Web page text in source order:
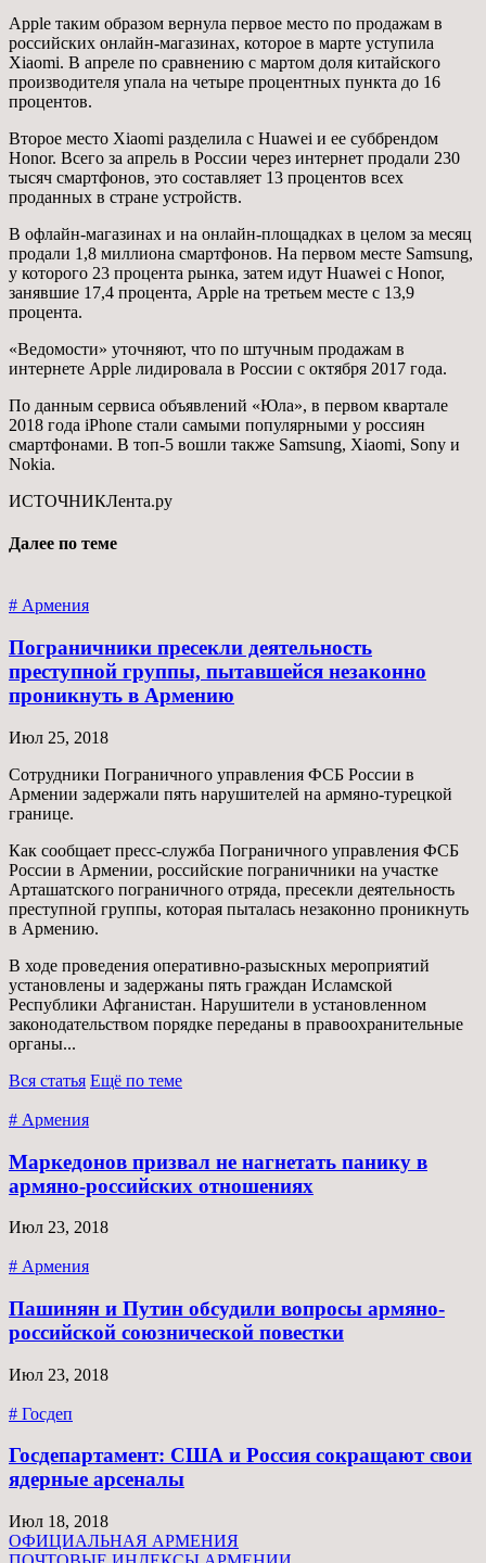
Apple таким образом вернула первое место по продажам в
российских онлайн-магазинах, которое в марте уступила
Xiaomi. В апреле по сравнению с мартом доля китайского
производителя упала на четыре процентных пункта до 16
процентов.
Второе место Xiaomi разделила с Huawei и ее суббрендом
Honor. Всего за апрель в России через интернет продали 230
тысяч смартфонов, это составляет 13 процентов всех
проданных в стране устройств.
В офлайн-магазинах и на онлайн-площадках в целом за месяц
продали 1,8 миллиона смартфонов. На первом месте Samsung,
у которого 23 процента рынка, затем идут Huawei с Honor,
занявшие 17,4 процента, Apple на третьем месте с 13,9
процента.
«Ведомости» уточняют, что по штучным продажам в
интернете Apple лидировала в России с октября 2017 года.
По данным сервиса объявлений «Юла», в первом квартале
2018 года iPhone стали самыми популярными у россиян
смартфонами. В топ-5 вошли также Samsung, Xiaomi, Sony и
Nokia.
ИСТОЧНИКЛента.ру
Далее по теме
# Армения
Пограничники пресекли деятельность
преступной группы, пытавшейся незаконно
проникнуть в Армению
Июл 25, 2018
Сотрудники Пограничного управления ФСБ России в
Армении задержали пять нарушителей на армяно-турецкой
границе.
Как сообщает пресс-служба Пограничного управления ФСБ
России в Армении, российские пограничники на участке
Арташатского пограничного отряда, пресекли деятельность
преступной группы, которая пыталась незаконно проникнуть
в Армению.
В ходе проведения оперативно-разыскных мероприятий
установлены и задержаны пять граждан Исламской
Республики Афганистан. Нарушители в установленном
законодательством порядке переданы в правоохранительные
органы...
Вся статья Ещё по теме
# Армения
Маркедонов призвал не нагнетать панику в
армяно-российских отношениях
Июл 23, 2018
# Армения
Пашинян и Путин обсудили вопросы армяно-
российской союзнической повестки
Июл 23, 2018
# Госдеп
Госдепартамент: США и Россия сокращают свои
ядерные арсеналы
Июл 18, 2018
ОФИЦИАЛЬНАЯ АРМЕНИЯ